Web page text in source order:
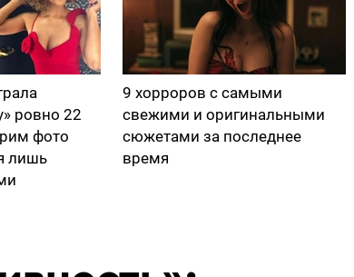
ровно 22
фото
лишь
9 хорроров с самыми
свежими и оригинальными
сюжетами за последнее
время